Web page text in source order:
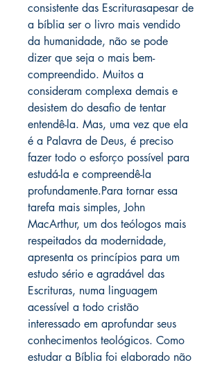
consistente das Escriturasapesar de
a bíblia ser o livro mais vendido
da humanidade, não se pode
dizer que seja o mais bem-
compreendido. Muitos a
consideram complexa demais e
desistem do desafio de tentar
entendê-la. Mas, uma vez que ela
é a Palavra de Deus, é preciso
fazer todo o esforço possível para
estudá-la e compreendê-la
profundamente.Para tornar essa
tarefa mais simples, John
MacArthur, um dos teólogos mais
respeitados da modernidade,
apresenta os princípios para um
estudo sério e agradável das
Escrituras, numa linguagem
acessível a todo cristão
interessado em aprofundar seus
conhecimentos teológicos. Como
estudar a Bíblia foi elaborado não